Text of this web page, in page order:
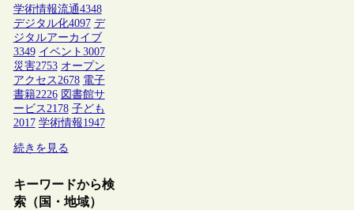
学術情報流通4348
デジタル化4097 デ
ジタルアーカイブ
3349 イベント 3007
災害2753 オープン
アクセス2678 電子
書籍2226 図書館サ
ービス2178 子ども
2017 学術情報1947
続きを見る
キーワードから検
索（国・地域）